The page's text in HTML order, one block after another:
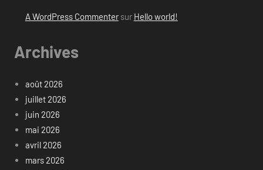
A WordPress Commentersur Hello world!
Archives
août 2026
juillet 2026
juin 2026
mai 2026
avril 2026
mars 2026